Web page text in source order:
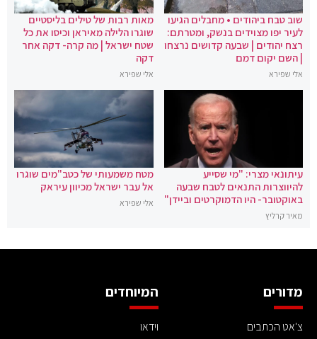
שוב טבח ביהודים • מחבלים הגיעו
לעיר יפו מצוידים בנשק, ומטרתם:
רצח יהודים | שבעה קדושים נרצחו
| השם יקום דמם
אלי שפירא
מאות רבות של טילים בליסטיים
שוגרו הלילה מאיראן וכיסו את כל
שטח ישראל | מה קרה- דקה אחר
דקה
אלי שפירא
עיתונאי מצרי: "מי שסייע
להיווצרות התנאים לטבח שבעה
באוקטובר- היו הדמוקרטים וביידן"
מאיר קרליץ
מטח משמעותי של כטב"מים שוגרו
אל עבר ישראל מכיוון עיראק
אלי שפירא
מדורים
צ'אט הכתבים
המיוחדים
וידאו